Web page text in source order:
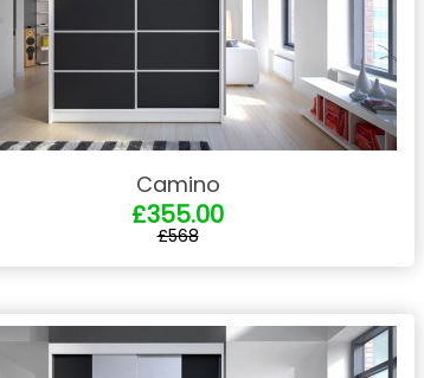
Camino
£355.00
£568